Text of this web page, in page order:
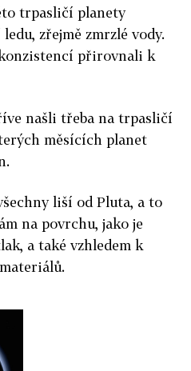
trpasličí planety
zřejmě zmrzlé vody.
přirovnali k
našli třeba na trpasličí
měsících planet
liší od Pluta, a to
na povrchu, jako je
a také vzhledem k